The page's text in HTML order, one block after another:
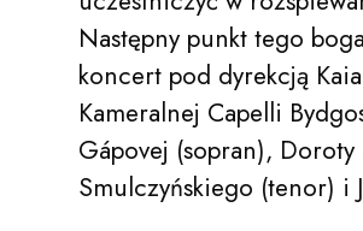
Następny punkt tego
koncert pod dyrekcją
Kameralnej Capelli
Gápovej (sopran), Doroty
Smulczyńskiego (tenor) i